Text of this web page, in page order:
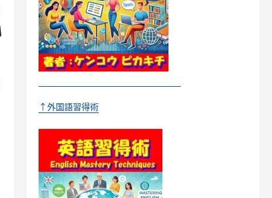
↑外国語習得術